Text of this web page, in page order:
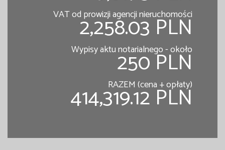
VAT od prowizji agencji nieruchomości
2,258.03 PLN
Wypisy aktu notarialnego - około
250 PLN
RAZEM (cena + opłaty)
414,319.12 PLN